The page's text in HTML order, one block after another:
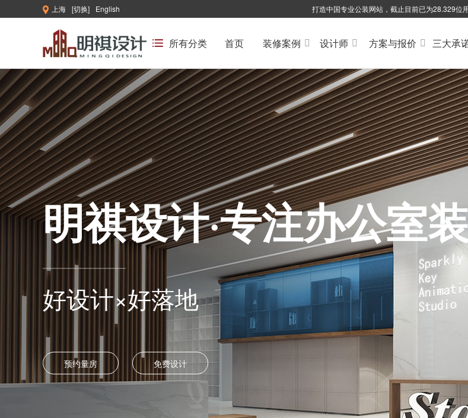
上海 [切换] English 打造中国专业公装网站，截止目前已为28.329位
所有分类 首页 装修案例 设计师 方案与报价 三大承
明祺设计·专注办公室
好设计×好落地
预约量房 免费设计